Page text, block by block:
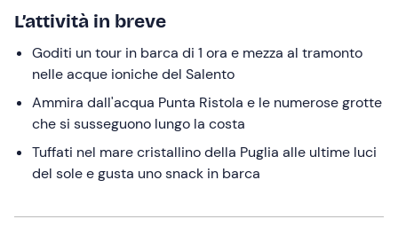
dates.
L’attività in breve
Goditi un tour in barca di 1 ora e mezza al tramonto
nelle acque ioniche del Salento
Ammira dall'acqua Punta Ristola e le numerose grotte
che si susseguono lungo la costa
Tuffati nel mare cristallino della Puglia alle ultime luci
del sole e gusta uno snack in barca